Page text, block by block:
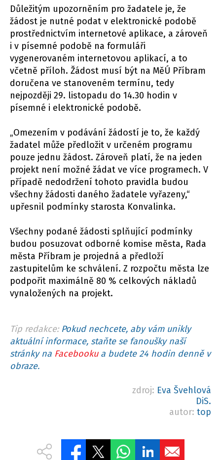
Důležitým upozorněním pro žadatele je, že
žádost je nutné podat v elektronické podobě
prostřednictvím internetové aplikace, a zároveň
i v písemné podobě na formuláři
vygenerovaném internetovou aplikací, a to
včetně příloh. Žádost musí být na MěÚ Příbram
doručena ve stanoveném termínu, tedy
nejpozději 29. listopadu do 14.30 hodin v
písemné i elektronické podobě.
„Omezením v podávání žádostí je to, že každý
žadatel může předložit v určeném programu
pouze jednu žádost. Zároveň platí, že na jeden
projekt není možné žádat ve více programech. V
případě nedodržení tohoto pravidla budou
všechny žádosti daného žadatele vyřazeny,“
upřesnil podmínky starosta Konvalinka.
Všechny podané žádosti splňující podmínky
budou posuzovat odborné komise města, Rada
města Příbram je projedná a předloží
zastupitelům ke schválení. Z rozpočtu města lze
podpořit maximálně 80 % celkových nákladů
vynaložených na projekt.
Tip redakce: Pokud nechcete, aby vám unikly
aktuální informace, staňte se fanoušky naší
stránky na Facebookua budete 24 hodin denně v
obraze.
zdroj: Eva Švehlová
DiS.
autor: top